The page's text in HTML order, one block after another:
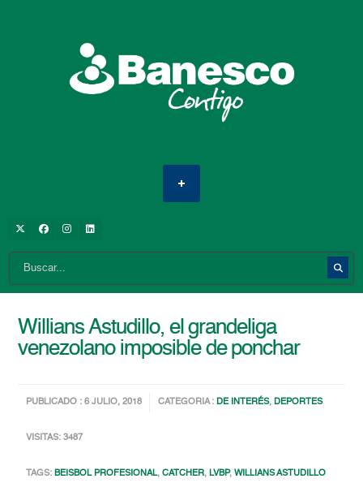
Willians Astudillo, el grandeliga
venezolano imposible de ponchar
PUBLICADO : 6 JULIO, 2018 CATEGORIA :DE INTERÉS,DEPORTES
VISITAS: 3487
TAGS:BEISBOL PROFESIONAL,CATCHER,LVBP,WILLIANS ASTUDILLO